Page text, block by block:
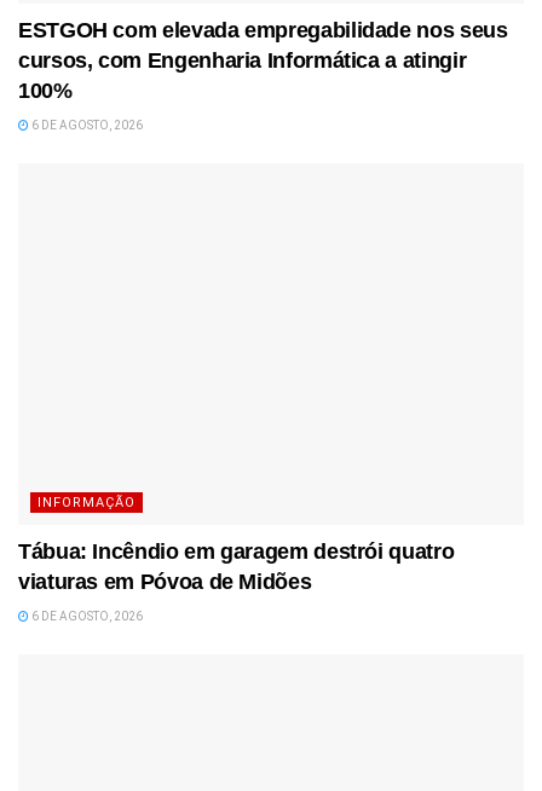
ESTGOH com elevada empregabilidade nos seus
cursos, com Engenharia Informática a atingir
100%
6 DE AGOSTO, 2026
INFORMAÇÃO
Tábua: Incêndio em garagem destrói quatro
viaturas em Póvoa de Midões
6 DE AGOSTO, 2026